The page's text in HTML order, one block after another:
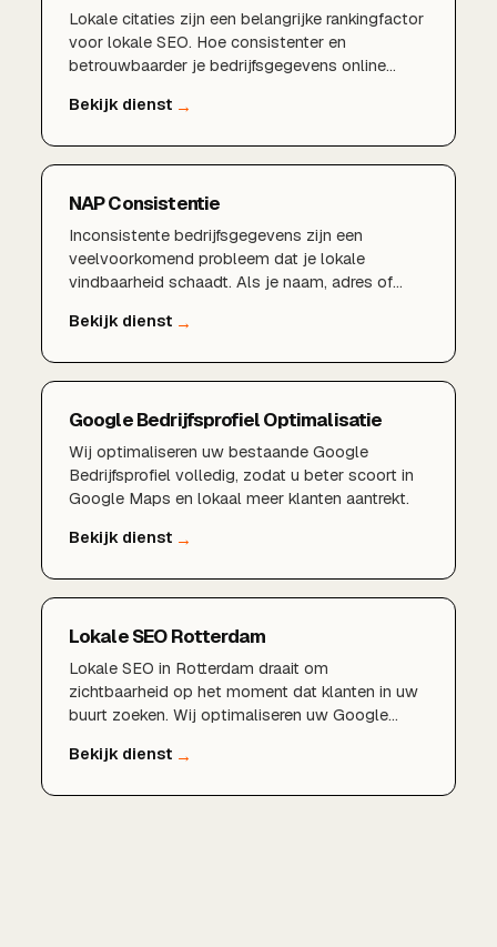
Lokale citaties zijn een belangrijke rankingfactor
voor lokale SEO. Hoe consistenter en
betrouwbaarder je bedrijfsgegevens online
je onderneming heeft. Wij bouwen en beheren
NAP Consistentie
Inconsistente bedrijfsgegevens zijn een
veelvoorkomend probleem dat je lokale
vindbaarheid schaadt. Als je naam, adres of
websites en in gidsen, raakt Google in de war.
Google Bedrijfsprofiel Optimalisatie
Wij optimaliseren uw bestaande Google
Bedrijfsprofiel volledig, zodat u beter scoort in
Google Maps en lokaal meer klanten aantrekt.
Lokale SEO Rotterdam
Lokale SEO in Rotterdam draait om
zichtbaarheid op het moment dat klanten in uw
buurt zoeken. Wij optimaliseren uw Google
autoriteit op en zorgen dat u verschijnt in de